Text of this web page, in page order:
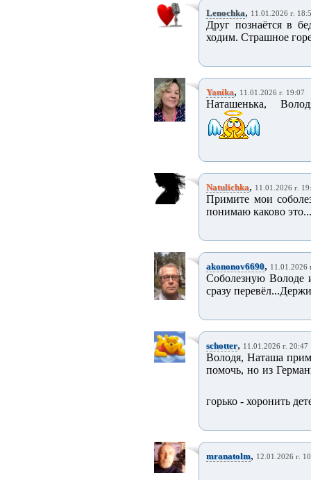
Lenochka, 11.01.2026 г.
Друг познаётся в
ходим. Страшное
Yanika, 11.01.2026 г. 19:07
Наташенька,
Natulichka, 11.01.2026 г.
Примите мои
понимаю каково
akononov6690, 11.01.2026
Соболезную Володе
сразу
schotter, 11.01.2026 г. 20:47
Володя, Наташа
помочь, но из
горько - хоронить
mranatolm, 12.01.2026 г.